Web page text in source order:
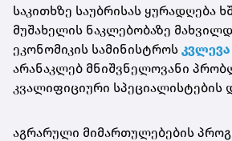
საკითხზე საუბრისას ყურადღება
მუშახელის ნაკლებობაზე
ეკონომიკის სამინისტროს კვლევა
არანაკლებ მნიშვნელოვანი
კვალიფიციური სპეციალისტების
აგრარული მიმართულებების